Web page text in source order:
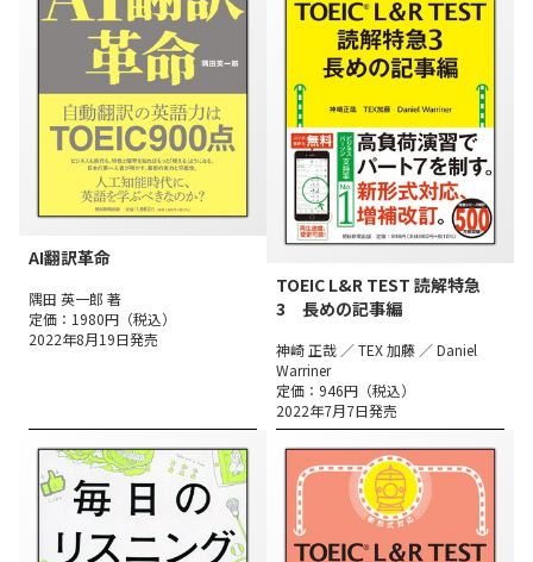
AI翻訳革命
隅田 英一郎 著
定価：1980円（税込）
2022年8月19日発売
TOEIC L&R TEST 読解特急
3 長めの記事編
神崎 正哉 ／ TEX 加藤 ／ Daniel
Warriner
定価：946円（税込）
2022年7月7日発売